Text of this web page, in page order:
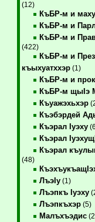
(12)
КъБР-м и
КъБР-м и
КъБР-м и
(422)
КъБР-м и
къыхуатххэр(1)
КъБР-м и
КъБР-м щыIэ
Къуажэхьхэр
Къэбэрдей
Къэрал Iуэху
Къэрал
Къэрал
(48)
ЛъэIу(1)
Лъэпкъ Iуэху
Лъэпкъхэр(5)
Малъхъэдис